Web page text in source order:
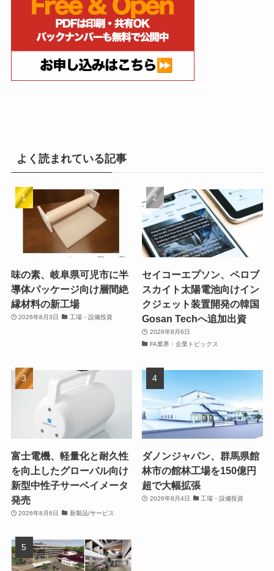
よく読まれている記事
味の素、岐阜県可児市に半
導体パッケージ向け層間絶
縁材料の新工場
2026年8月3日 工場・設備投資
セイコーエプソン、ペロブ
スカイト太陽電池向けイン
クジェット装置開発の韓国
Gosan Techへ追加出資
2026年8月6日
FA業界・企業トピックス
富士電機、軽量化と耐久性
を向上したグローバル向け
新型中性子サーベイメータ
発売
2026年8月6日 新製品/サービス
ダノンジャパン、群馬県館
林市の館林工場を150億円
超で大幅拡張
2026年8月4日 工場・設備投資